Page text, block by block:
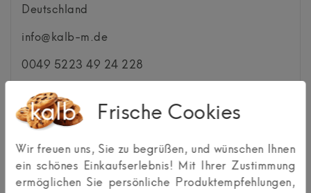
Deutschland
info@kalb-m.de
0049 5223 49 24 228
Kundenrezensionen(0)
Frische Cookies
Wir freuen uns, Sie zu begrüßen, und wünschen Ihnen
ein schönes Einkaufserlebnis! Mit Ihrer Zustimmung
ermöglichen Sie persönliche Produktempfehlungen,